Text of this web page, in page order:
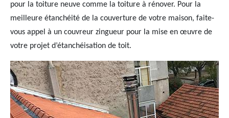
pour la toiture neuve comme la toiture à rénover. Pour la
meilleure étanchéité de la couverture de votre maison, faite-
vous appel à un couvreur zingueur pour la mise en œuvre de
votre projet d’étanchéisation de toit.